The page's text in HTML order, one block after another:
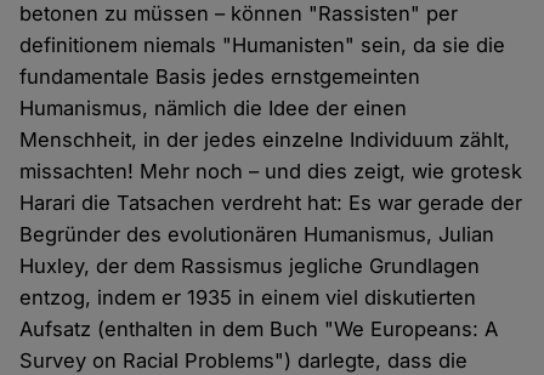
betonen zu müssen – können "Rassisten" per
definitionem niemals "Humanisten" sein, da sie die
fundamentale Basis jedes ernstgemeinten
Humanismus, nämlich die Idee der einen
Menschheit, in der jedes einzelne Individuum zählt,
missachten! Mehr noch – und dies zeigt, wie grotesk
Harari die Tatsachen verdreht hat: Es war gerade der
Begründer des evolutionären Humanismus, Julian
Huxley, der dem Rassismus jegliche Grundlagen
entzog, indem er 1935 in einem viel diskutierten
Aufsatz (enthalten in dem Buch "We Europeans: A
Survey on Racial Problems") darlegte, dass die